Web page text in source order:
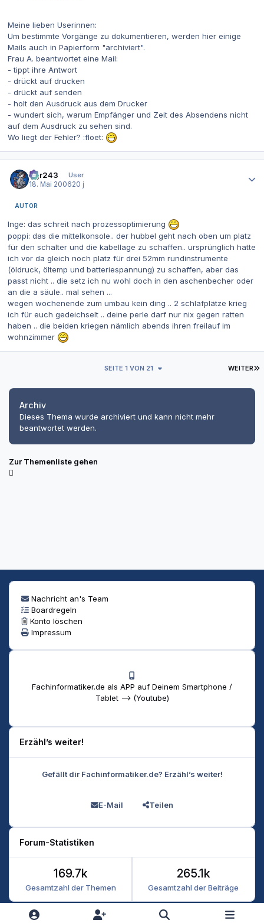
Meine lieben Userinnen:
Um bestimmte Vorgänge zu dokumentieren, werden hier einige
Mails auch in Papierform "archiviert".
Frau A. beantwortet eine Mail:
- tippt ihre Antwort
- drückt auf drucken
- drückt auf senden
- holt den Ausdruck aus dem Drucker
- wundert sich, warum Empfänger und Zeit des Absendens nicht
auf dem Ausdruck zu sehen sind.
Wo liegt der Fehler? :floet:
dgr243
User
18. Mai 200620 j
AUTOR
Inge: das schreit nach prozessoptimierung
poppi: das die mittelkonsole.. der hubbel geht nach oben um platz
für den schalter und die kabellage zu schaffen.. ursprünglich hatte
ich vor da gleich noch platz für drei 52mm rundinstrumente
(öldruck, öltemp und batteriespannung) zu schaffen, aber das
passt nicht .. die setz ich nu wohl doch in den aschenbecher oder
an die a säule.. mal sehen ...
wegen wochenende zum umbau kein ding .. 2 schlafplätze krieg
ich für euch gedeichselt .. deine perle darf nur nix gegen ratten
haben .. die beiden kriegen nämlich abends ihren freilauf im
wohnzimmer
WEITER
SEITE 1 VON 21
Archiv
Dieses Thema wurde archiviert und kann nicht mehr
beantwortet werden.
Zur Themenliste gehen
Nachricht an's Team
Boardregeln
Konto löschen
Impressum
Fachinformatiker.de als APP auf Deinem Smartphone /
Tablet --> (Youtube)
Erzähl’s weiter!
Gefällt dir Fachinformatiker.de? Erzähl’s weiter!
E-Mail Teilen
Forum-Statistiken
Gesamtzahl der Themen
169.7k
Gesamtzahl der Beiträge
265.1k